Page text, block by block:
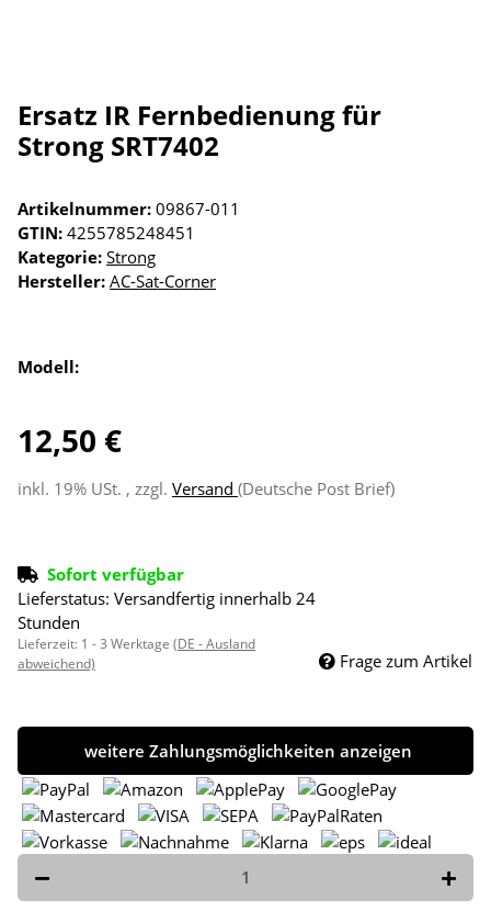
Ersatz IR Fernbedienung für
Strong SRT7402
Artikelnummer: 09867-011
GTIN: 4255785248451
Kategorie: Strong
Hersteller: AC-Sat-Corner
Modell:
12,50 €
inkl. 19% USt. , zzgl. Versand (Deutsche Post Brief)
Sofort verfügbar
Lieferstatus: Versandfertig innerhalb 24
Stunden
Lieferzeit: 1 - 3 Werktage (DE - Ausland
abweichend)
Frage zum Artikel
weitere Zahlungsmöglichkeiten anzeigen